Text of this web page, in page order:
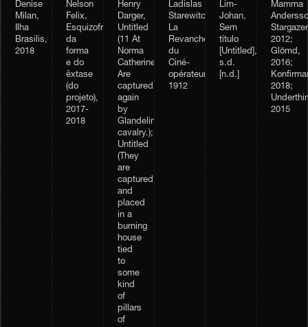
Denise
Milan,
Ilha
Brasilis,
2018
Nelson
Felix,
Esquizofrenia
da
forma
e do
êxtase
(do
projeto),
2017-
2018
Henry
Darger,
Untitled
(11 At
Norma
Catherine.
Are
captured
again
by
Glandelinian
cavalry.);
Untitled
(They
are
captured,
and
placed
in a
burning
house
tied
to
some
kind
of
pillars
of
Ladislas
Starewitch,
La
Revanche
du
Ciné-
opérateur,
1912
Lim-
Johan,
Sem
título
[Untitled],
s.d.
[n.d.]
Mamma
2012;
Glömd,
2016;
2018;
2015